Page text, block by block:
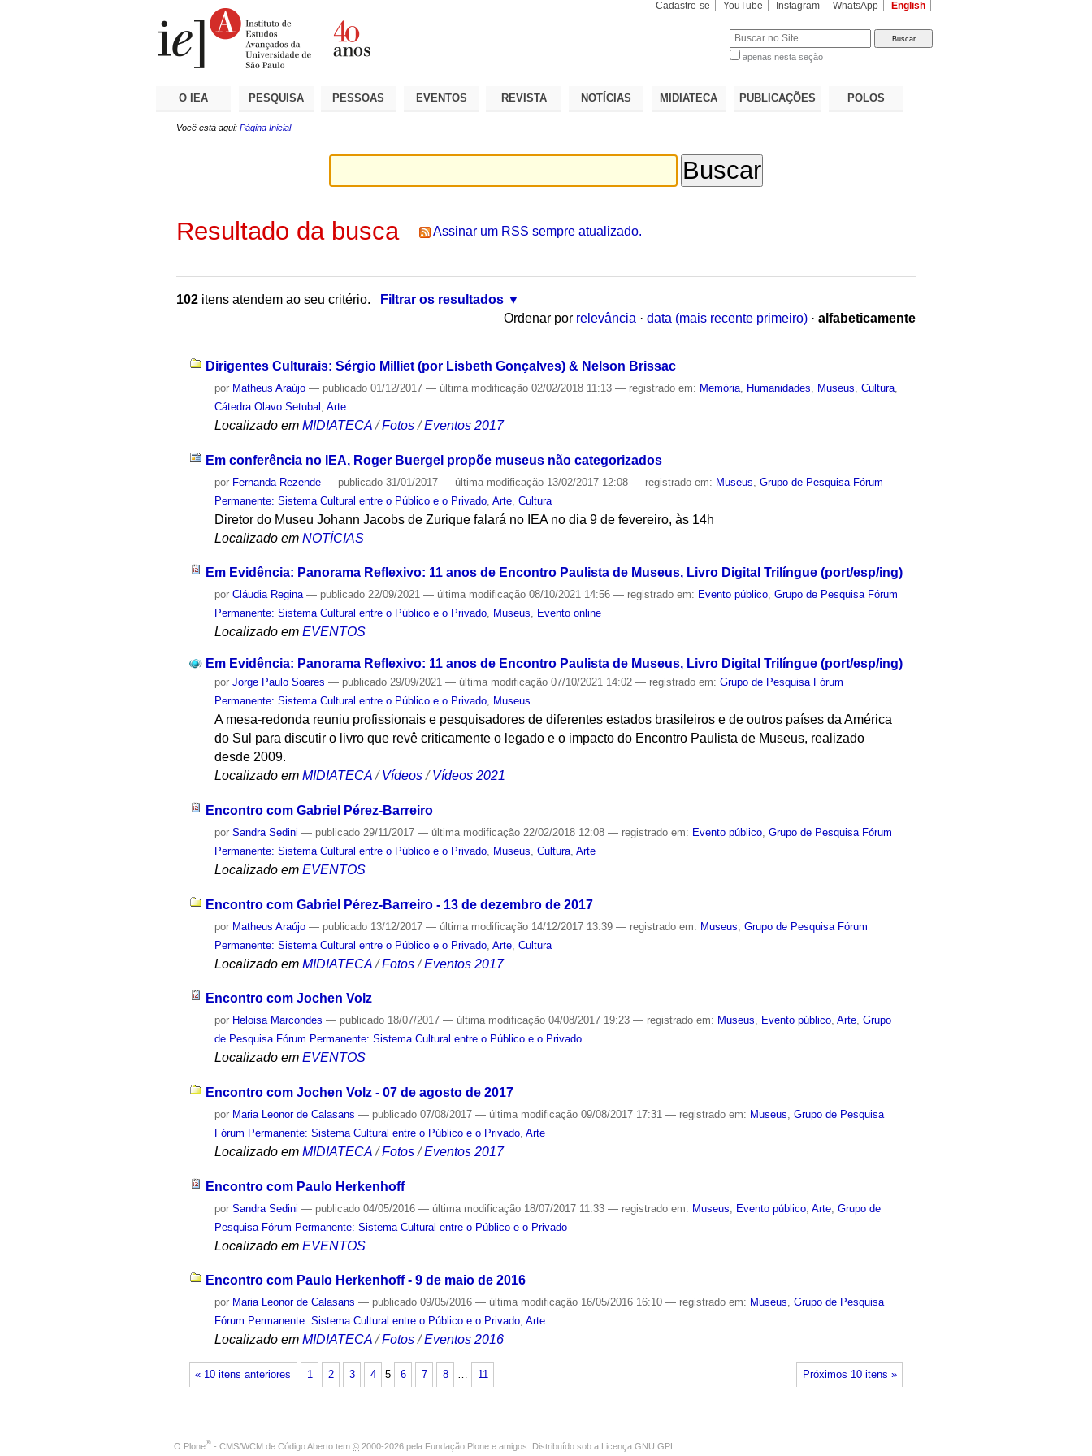
Cadastre-se YouTube Instagram WhatsApp English
apenas nesta seção
O IEA PESQUISA PESSOAS EVENTOS REVISTA NOTÍCIAS MIDIATECA PUBLICAÇÕES POLOS
Você está aqui: Página Inicial
Resultado da busca Assinar um RSS sempre atualizado.
102 itens atendem ao seu critério.
Filtrar os resultados
Ordenar por relevância · data (mais recente primeiro) · alfabeticamente
Dirigentes Culturais: Sérgio Milliet (por Lisbeth Gonçalves) & Nelson Brissac
por Matheus Araújo — publicado 01/12/2017— última modificação 02/02/2018 11:13— registrado em: Memória Humanidades Museus ,Cultura
Cátedra Olavo Setubal
,Arte
Localizado em MIDIATECA /Fotos /Eventos 2017
Em conferência no IEA, Roger Buergel propõe museus não categorizados
por Fernanda Rezende — publicado 31/01/2017— última modificação 13/02/2017 12:08— registrado em: Museus ,Grupo de Pesquisa Fórum
Permanente: Sistema Cultural entre o Público e o Privado ,Arte ,Cultura
Diretor do Museu Johann Jacobs de Zurique falará no IEA no dia 9 de fevereiro, às 14h
Localizado em NOTÍCIAS
Em Evidência: Panorama Reflexivo: 11 anos de Encontro Paulista de Museus, Livro Digital Trilíngue (port/esp/ing)
porCláudia Regina — publicado 22/09/2021— última modificação 08/10/2021 14:56— registrado em: Evento público,Grupo de Pesquisa Fórum
Permanente: Sistema Cultural entre o Público e o Privado, Museus, Evento online
Localizado em EVENTOS
Em Evidência: Panorama Reflexivo: 11 anos de Encontro Paulista de Museus, Livro Digital Trilíngue (port/esp/ing)
porJorge Paulo Soares — publicado 29/09/2021— última modificação 07/10/2021 14:02— registrado em:Grupo de Pesquisa Fórum
Permanente: Sistema Cultural entre o Público e o Privado, Museus
A mesa-redonda reuniu profissionais e pesquisadores de diferentes estados brasileiros e de outros países da América
do Sul para discutir o livro que revê criticamente o legado e o impacto do Encontro Paulista de Museus, realizado
desde 2009.
Localizado em MIDIATECA /Vídeos /Vídeos 2021
Encontro com Gabriel Pérez-Barreiro
porSandra Sedini — publicado 29/11/2017— última modificação 22/02/2018 12:08— registrado em: Evento público ,Grupo de Pesquisa Fórum
Permanente: Sistema Cultural entre o Público e o Privado
Museus ,Cultura ,Arte
Localizado em EVENTOS
Encontro com Gabriel Pérez-Barreiro - 13 de dezembro de 2017
por Matheus Araújo — publicado 13/12/2017— última modificação 14/12/2017 13:39— registrado em: Museus ,Grupo de Pesquisa Fórum
Permanente: Sistema Cultural entre o Público e o Privado ,Arte ,Cultura
Localizado em MIDIATECA /Fotos /Eventos 2017
Encontro com Jochen Volz
por Heloisa Marcondes — publicado 18/07/2017— última modificação 04/08/2017 19:23— registrado em: Museus, Evento público,Arte,Grupo
de Pesquisa Fórum Permanente: Sistema Cultural entre o Público e o Privado
Localizado em EVENTOS
Encontro com Jochen Volz - 07 de agosto de 2017
por Maria Leonor de Calasans — publicado 07/08/2017— última modificação 09/08/2017 17:31— registrado em: Museus ,Grupo de Pesquisa
Fórum Permanente: Sistema Cultural entre o Público e o Privado ,Arte
Localizado em MIDIATECA /Fotos /Eventos 2017
Encontro com Paulo Herkenhoff
porSandra Sedini — publicado 04/05/2016— última modificação 18/07/2017 11:33— registrado em: Museus Evento público ,Arte ,Grupo de
Pesquisa Fórum Permanente: Sistema Cultural entre o Público e o Privado
Localizado em EVENTOS
Encontro com Paulo Herkenhoff - 9 de maio de 2016
por Maria Leonor de Calasans — publicado 09/05/2016— última modificação 16/05/2016 16:10— registrado em: Museus,Grupo de Pesquisa
Fórum Permanente: Sistema Cultural entre o Público e o Privado,Arte
Localizado em MIDIATECA /Fotos /Eventos 2016
« 10 itens anteriores Próximos 10 itens »
1 2 3 4 5 6 7 8 11
O Plone® - CMS/WCM de Código Aberto tem © 2000-2026 pela Fundação Plone e amigos. Distribuído sob a Licença GNU GPL